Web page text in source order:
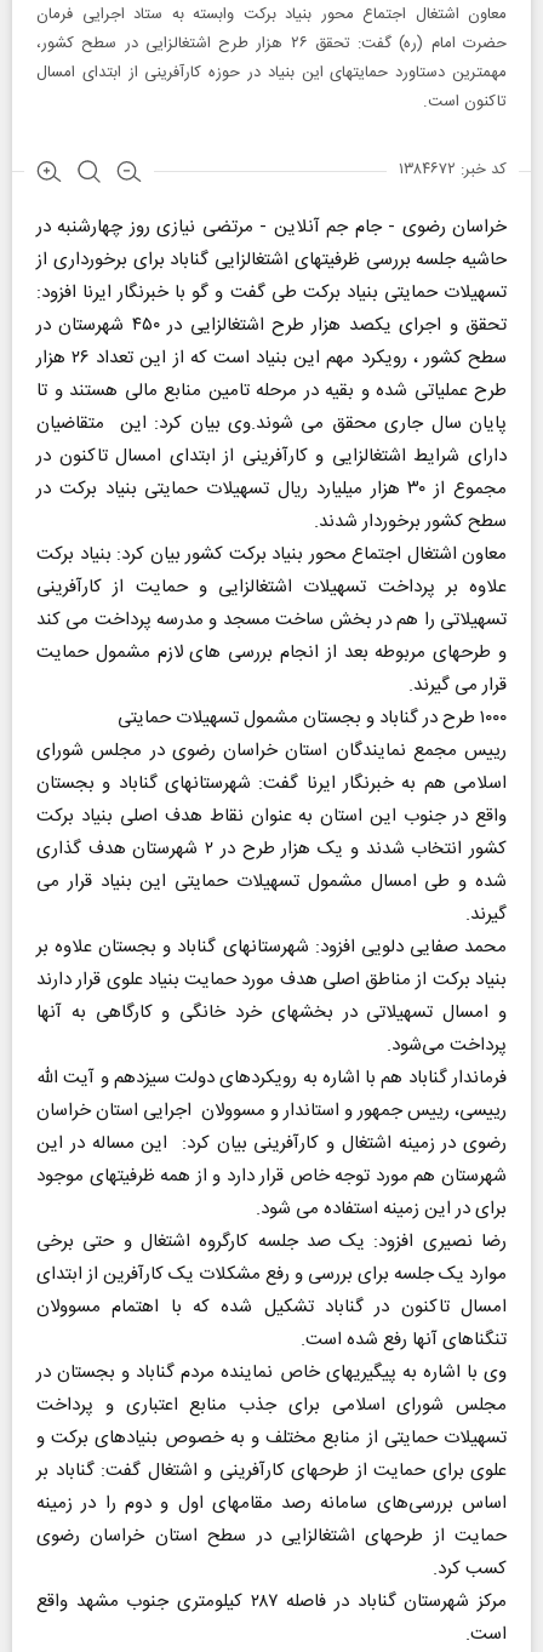
معاون اشتغال اجتماع محور بنیاد برکت وابسته به ستاد اجرایی فرمان
حضرت امام (ره) گفت: تحقق ۲۶ هزار طرح اشتغالزایی در سطح کشور،
مهمترین دستاورد حمایتهای این بنیاد در حوزه کارآفرینی از ابتدای امسال
تاکنون است.
کد خبر: ۱۳۸۴۶۷۲
خراسان رضوی - جام جم آنلاین - مرتضی نیازی روز چهارشنبه در
حاشیه جلسه بررسی ظرفیتهای اشتغالزایی گناباد برای برخورداری از
تسهیلات حمایتی بنیاد برکت طی گفت و گو با خبرنگار ایرنا افزود:
تحقق و اجرای یکصد هزار طرح اشتغالزایی در ۴۵۰ شهرستان در
سطح کشور ، رویکرد مهم این بنیاد است که از این تعداد ۲۶ هزار
طرح عملیاتی شده و بقیه در مرحله تامین منابع مالی هستند و تا
پایان سال جاری محقق می شوند.وی بیان کرد: این متقاضیان
دارای شرایط اشتغالزایی و کارآفرینی از ابتدای امسال تاکنون در
مجموع از ۳۰ هزار میلیارد ریال تسهیلات حمایتی بنیاد برکت در
سطح کشور برخوردار شدند.
معاون اشتغال اجتماع محور بنیاد برکت کشور بیان کرد: بنیاد برکت
علاوه بر پرداخت تسهیلات اشتغالزایی و حمایت از کارآفرینی
تسهیلاتی را هم در بخش ساخت مسجد و مدرسه پرداخت می‌ کند
و طرحهای مربوطه بعد از انجام بررسی های لازم مشمول حمایت
قرار می گیرند.
۱۰۰۰ طرح در گناباد و بجستان مشمول تسهیلات حمایتی
رییس مجمع نمایندگان استان خراسان رضوی در مجلس شورای
اسلامی هم به خبرنگار ایرنا گفت: شهرستانهای گناباد و بجستان
واقع در جنوب این استان به عنوان نقاط هدف اصلی بنیاد برکت
کشور انتخاب شدند و یک هزار طرح در ۲ شهرستان هدف گذاری
شده و طی امسال مشمول تسهیلات حمایتی این بنیاد قرار می
گیرند.
محمد صفایی دلویی افزود: شهرستانهای گناباد و بجستان علاوه بر
بنیاد برکت از مناطق اصلی هدف مورد حمایت بنیاد علوی قرار دارند
و امسال تسهیلاتی در بخشهای خرد خانگی و کارگاهی به آنها
پرداخت می‌شود.
فرماندار گناباد هم با اشاره به رویکردهای دولت سیزدهم و آیت الله
رییسی، رییس جمهور و استاندار و مسوولان اجرایی استان خراسان
رضوی در زمینه اشتغال و کارآفرینی بیان کرد: این مساله در این
شهرستان هم مورد توجه خاص قرار دارد و از همه ظرفیتهای موجود
برای در این زمینه استفاده می شود.
رضا نصیری افزود: یک صد جلسه کارگروه اشتغال و حتی برخی
موارد یک جلسه برای بررسی و رفع مشکلات یک کارآفرین از ابتدای
امسال تاکنون در گناباد تشکیل شده که با اهتمام مسوولان
تنگناهای آنها رفع شده است.
وی با اشاره به پیگیریهای خاص نماینده مردم گناباد و بجستان در
مجلس شورای اسلامی برای جذب منابع اعتباری و پرداخت
تسهیلات حمایتی از منابع مختلف و به خصوص بنیادهای برکت و
علوی برای حمایت از طرحهای کارآفرینی و اشتغال گفت: گناباد بر
اساس بررسی‌های سامانه رصد مقامهای اول و دوم را در زمینه
حمایت از طرحهای اشتغالزایی در سطح استان خراسان رضوی
کسب کرد.
مرکز شهرستان گناباد در فاصله ۲۸۷ کیلومتری جنوب مشهد واقع
است.